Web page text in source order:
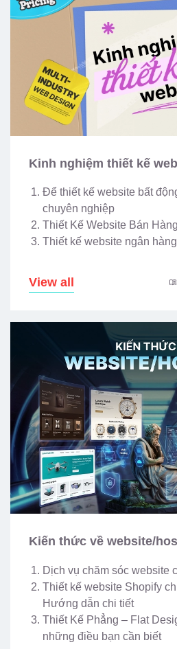
Kinh nghiệm thiết kế
Để thiết kế website bất
chuyên nghiệp
Thiết Kế Website Bán
Thiết kế website ngân
View all
Kiến thức về website/
Dịch vụ chăm sóc website
Thiết kế website Shopify
Hướng dẫn chi tiết
Thiết Kế Phẳng – Flat
những điều bạn cần biết